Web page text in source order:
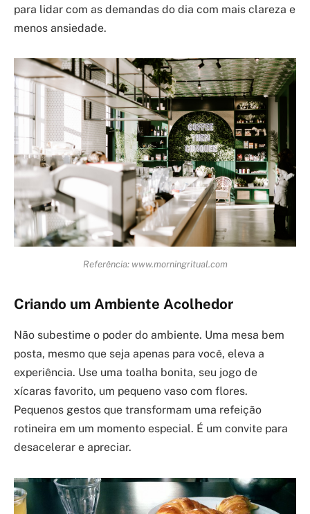
para lidar com as demandas do dia com mais clareza e
menos ansiedade.
Referência: www.morningritual.com
Criando um Ambiente Acolhedor
Não subestime o poder do ambiente. Uma mesa bem
posta, mesmo que seja apenas para você, eleva a
experiência. Use uma toalha bonita, seu jogo de
xícaras favorito, um pequeno vaso com flores.
Pequenos gestos que transformam uma refeição
rotineira em um momento especial. É um convite para
desacelerar e apreciar.